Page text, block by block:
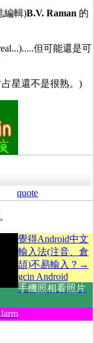
編輯)B.V. Raman 的
但可能還是可
星還不是很熟。)
quote
覺得Android中文
輸入法(注音、倉
頡)不易輸入？→
gcin Android
手機照相看照片